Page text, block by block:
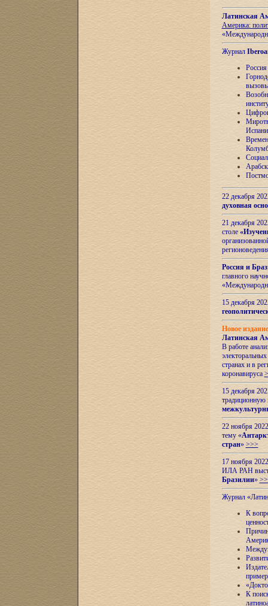
Латинская
Америка:
Журнал
22 декабря
духовная
21 декабря
столе
Россия и
главного
15 декабря
Новое
Латинская
В работе
странах и в
коронавируса
15 декабря
22 ноября
тему «
стран» >>>
17 ноября
ИЛА РАН
Бразилии»
Журнал
К
К